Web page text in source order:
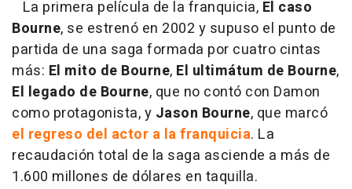
La primera película de la franquicia, El caso
Bourne, se estrenó en 2002 y supuso el punto de
partida de una saga formada por cuatro cintas
más: El mito de Bourne, El ultimátum de Bourne,
El legado de Bourne, que no contó con Damon
como protagonista, y Jason Bourne, que marcó
el regreso del actor a la franquicia. La
recaudación total de la saga asciende a más de
1.600 millones de dólares en taquilla.